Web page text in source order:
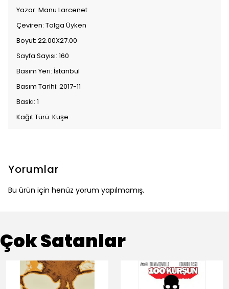
Yazar: Manu Larcenet
Çeviren: Tolga Üyken
Boyut: 22.00X27.00
Sayfa Sayısı: 160
Basım Yeri: İstanbul
Basım Tarihi: 2017-11
Baskı: 1
Kağıt Türü: Kuşe
Yorumlar
Bu ürün için henüz yorum yapılmamış.
Çok Satanlar